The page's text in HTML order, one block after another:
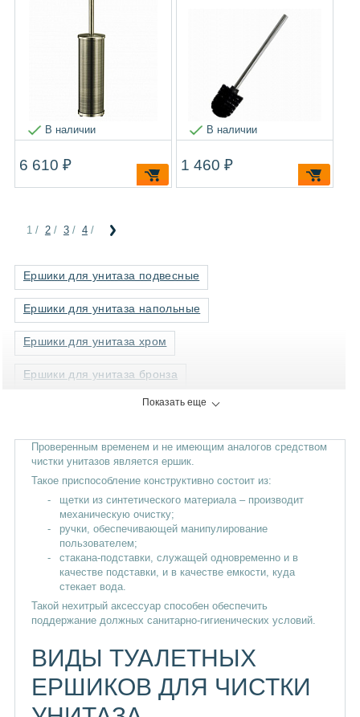
В наличии
6 610 ₽
В наличии
1 460 ₽
1/ 2/ 3/ 4/
Ершики для унитаза подвесные
Ершики для унитаза напольные
Ершики для унитаза хром
Ершики для унитаза бронза
Показать еще
Проверенным временем и не имеющим аналогов средством
чистки унитазов является ершик.
Такое приспособление конструктивно состоит из:
щетки из синтетического материала – производит
механическую очистку;
ручки, обеспечивающей манипулирование
пользователем;
стакана-подставки, служащей одновременно и в
качестве подставки, и в качестве емкости, куда
стекает вода.
Такой нехитрый аксессуар способен обеспечить
поддержание должных санитарно-гигиенических условий.
ВИДЫ ТУАЛЕТНЫХ
ЕРШИКОВ ДЛЯ ЧИСТКИ